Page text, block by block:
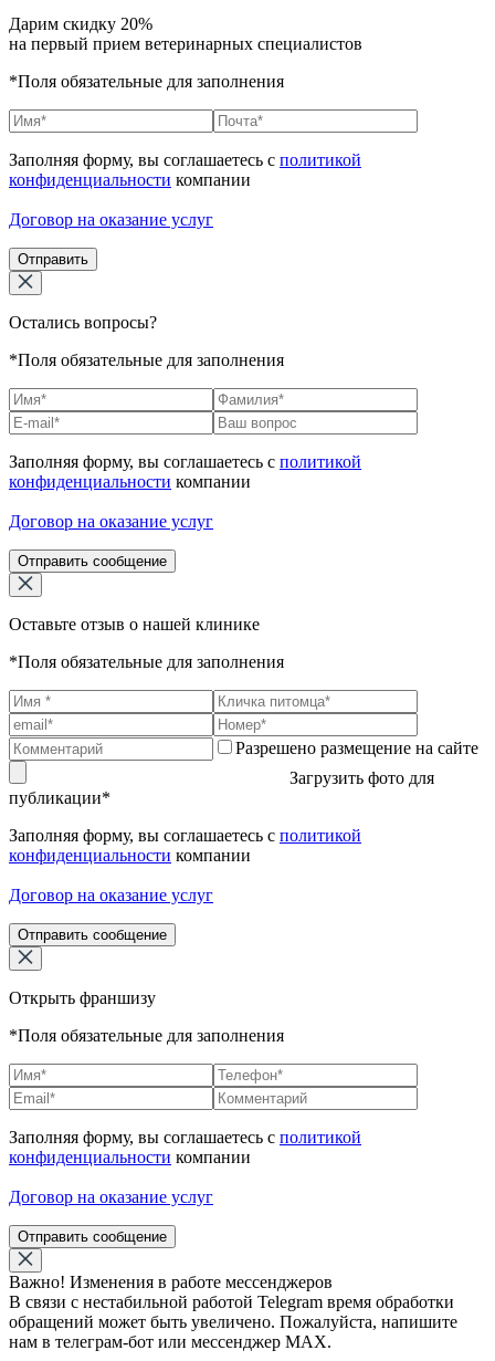
Дарим скидку 20%
на первый прием ветеринарных специалистов
*Поля обязательные для заполнения
Заполняя форму, вы соглашаетесь с политикой
конфиденциальности компании
Договор на оказание услуг
Отправить
Остались вопросы?
*Поля обязательные для заполнения
Заполняя форму, вы соглашаетесь с политикой
конфиденциальности компании
Договор на оказание услуг
Отправить сообщение
Оставьте отзыв о нашей клинике
*Поля обязательные для заполнения
Разрешено размещение на сайте
Загрузить фото для
публикации*
Заполняя форму, вы соглашаетесь с политикой
конфиденциальности компании
Договор на оказание услуг
Отправить сообщение
Открыть франшизу
*Поля обязательные для заполнения
Заполняя форму, вы соглашаетесь с политикой
конфиденциальности компании
Договор на оказание услуг
Отправить сообщение
Важно! Изменения в работе мессенджеров
В связи с нестабильной работой Telegram время обработки
обращений может быть увеличено. Пожалуйста, напишите
нам в телеграм-бот или мессенджер МАХ.